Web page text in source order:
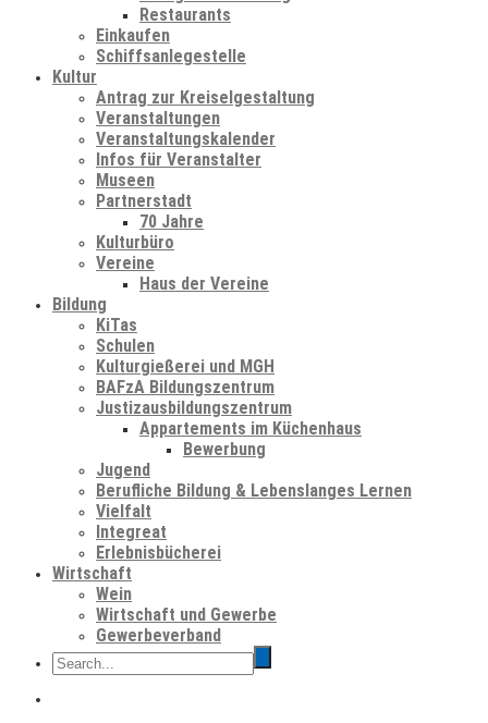
Restaurants
Einkaufen
Schiffsanlegestelle
Kultur
Antrag zur Kreiselgestaltung
Veranstaltungen
Veranstaltungskalender
Infos für Veranstalter
Museen
Partnerstadt
70 Jahre
Kulturbüro
Vereine
Haus der Vereine
Bildung
KiTas
Schulen
Kulturgießerei und MGH
BAFzA Bildungszentrum
Justizausbildungszentrum
Appartements im Küchenhaus
Bewerbung
Jugend
Berufliche Bildung & Lebenslanges Lernen
Vielfalt
Integreat
Erlebnisbücherei
Wirtschaft
Wein
Wirtschaft und Gewerbe
Gewerbeverband